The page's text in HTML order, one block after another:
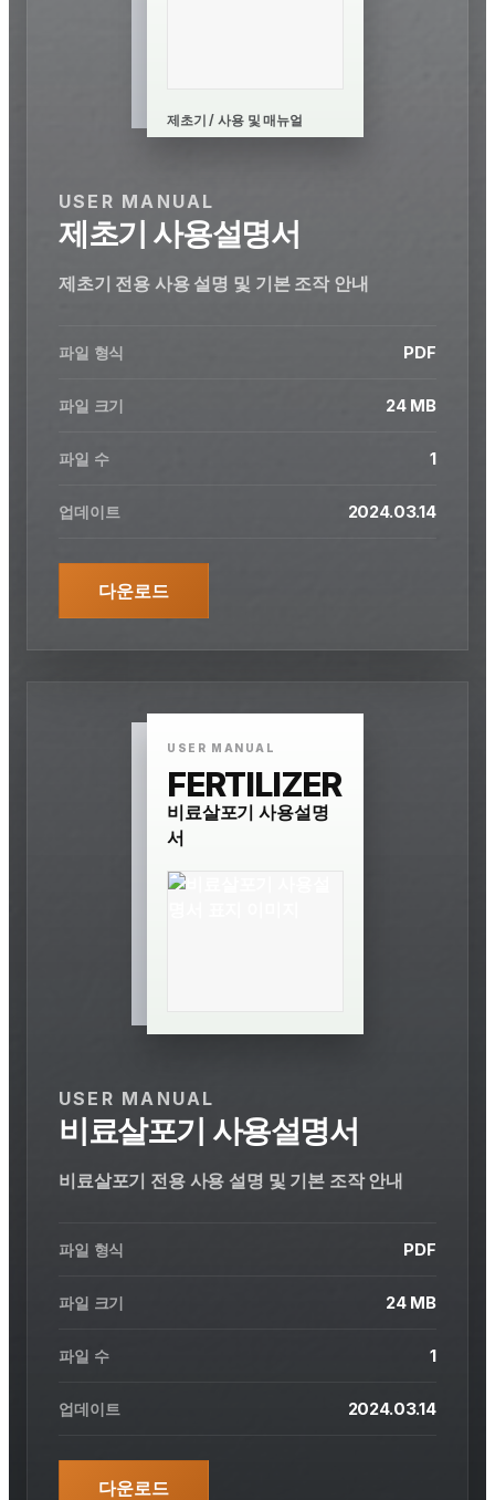
제초기 / 사용 및 매뉴얼
USER MANUAL
제초기 사용설명서
제초기 전용 사용 설명 및 기본 조작 안내
파일 형식 PDF
파일 크기 24 MB
파일 수 1
업데이트 2024.03.14
다운로드
USER MANUAL
FERTILIZER
비료살포기 사용설명
서
USER MANUAL
비료살포기 사용설명서
비료살포기 전용 사용 설명 및 기본 조작 안내
파일 형식 PDF
파일 크기 24 MB
파일 수 1
업데이트 2024.03.14
다운로드